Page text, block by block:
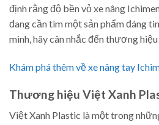
định rằng độ bền vỏ xe nâng
đang cần tìm một sản phẩm đáng
mình, hãy cân nhắc đến thương
Khám phá thêm về xe nâng tay
Thương hiệu Việt Xanh
Việt Xanh Plastic là một trong